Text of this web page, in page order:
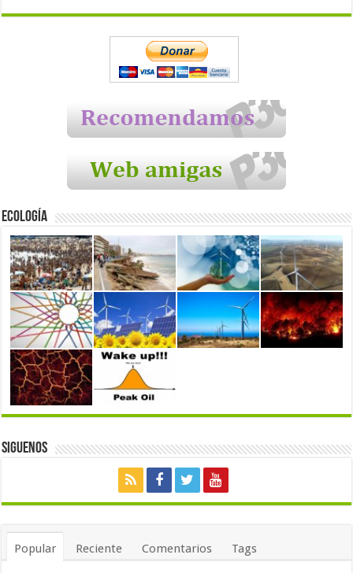
Ecología
Siguenos
Popular Reciente Comentarios Tags